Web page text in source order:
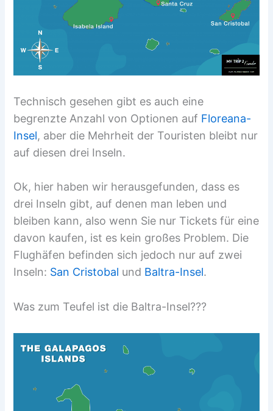
Technisch gesehen gibt es auch eine
begrenzte Anzahl von Optionen auf Floreana-
Insel, aber die Mehrheit der Touristen bleibt nur
auf diesen drei Inseln.
Ok, hier haben wir herausgefunden, dass es
drei Inseln gibt, auf denen man leben und
bleiben kann, also wenn Sie nur Tickets für eine
davon kaufen, ist es kein großes Problem. Die
Flughäfen befinden sich jedoch nur auf zwei
Inseln: San Cristobal und Baltra-Insel.
Was zum Teufel ist die Baltra-Insel???